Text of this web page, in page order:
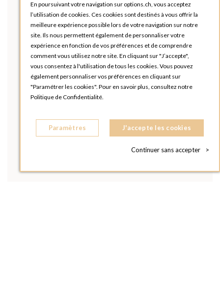
En poursuivant votre navigation sur options.ch, vous acceptez
l’utilisation de cookies. Ces cookies sont destinés à vous offrir la
meilleure expérience possible lors de votre navigation sur notre
site. Ils nous permettent également de personnaliser votre
expérience en fonction de vos préférences et de comprendre
comment vous utilisez notre site. En cliquant sur "J’accepte",
vous consentez à l'utilisation de tous les cookies. Vous pouvez
également personnaliser vos préférences en cliquant sur
"Paramétrer les cookies". Pour en savoir plus, consultez notre
Politique de Confidentialité.
Paramètres J'accepte les cookies
Continuer sans accepter >